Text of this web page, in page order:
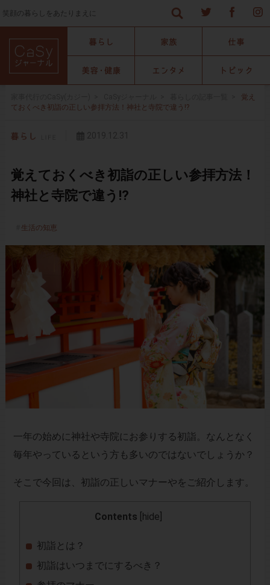
笑顔の暮らしをあたりまえに
覚え
ておくべき初詣の正しい参拝方法！神社と寺院で違う!?
覚えておくべき初詣の正しい参拝方法！
神社と寺院で違う!?
生活の知恵
一年の始めに神社や寺院にお参りする初詣。なんとなく
毎年やっているという方も多いのではないでしょうか？
そこで今回は、初詣の正しいマナーやをご紹介します。
Contents hide
初詣とは？
初詣はいつまでにするべき？